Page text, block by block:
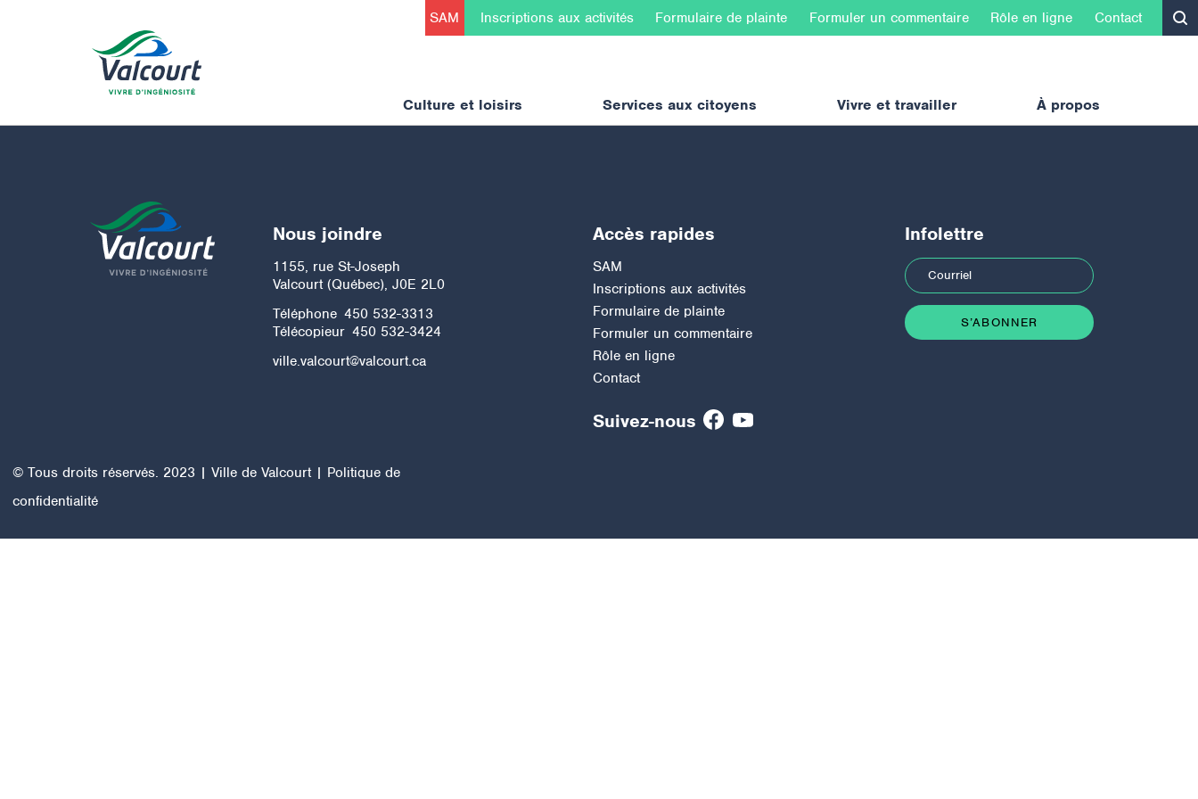
Culture et loisirs Services aux citoyens Vivre et travailler À propos
SAM Inscriptions aux activités Formulaire de plainte Formuler un commentaire Rôle en ligne Contact
Nous joindre
1155, rue St-Joseph
Valcourt (Québec), J0E 2L0
Téléphone 450 532-3313
Télécopieur 450 532-3424
ville.valcourt@valcourt.ca
Accès rapides
SAM
Inscriptions aux activités
Formulaire de plainte
Formuler un commentaire
Rôle en ligne
Contact
Suivez-nous
Infolettre
© Tous droits réservés. 2023 | Ville de Valcourt | Politique de
confidentialité